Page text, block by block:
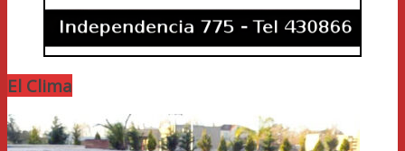
El Clima